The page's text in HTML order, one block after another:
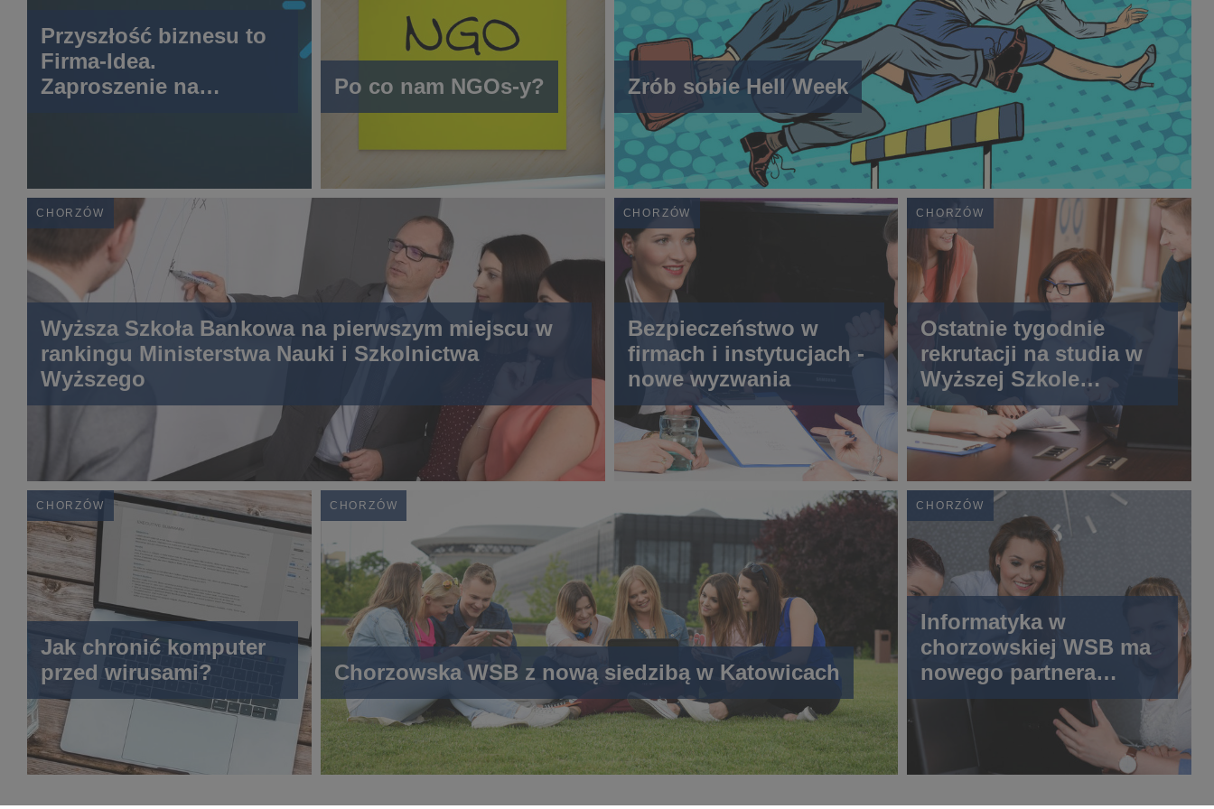
Przyszłość biznesu to
Firma-Idea.
Zaproszenie na
Po co nam NGOs-y? Zrób sobie Hell Week
CHORZÓW
Wyższa Szkoła Bankowa na pierwszym miejscu w
rankingu Ministerstwa Nauki i Szkolnictwa
Wyższego
CHORZÓW
Bezpieczeństwo w
firmach i instytucjach -
nowe wyzwania
CHORZÓW
Ostatnie tygodnie
rekrutacji na studia w
Wyższej Szkole
Bankowej
CHORZÓW
Jak chronić komputer
przed wirusami?
CHORZÓW
Chorzowska WSB z nową siedzibą w Katowicach
CHORZÓW
Informatyka w
chorzowskiej WSB ma
nowego partnera
kierunku